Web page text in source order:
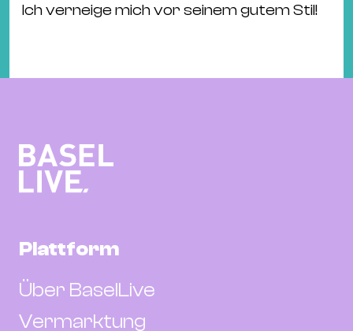
Ich verneige mich vor seinem gutem Stil!
Plattform
Über BaselLive
Vermarktung